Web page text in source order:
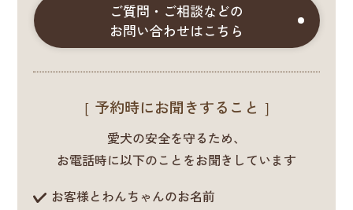
ご質問・ご相談などの
お問い合わせはこちら
［ 予約時にお聞きすること ］
愛犬の安全を守るため、
お電話時に以下のことをお聞きしています
お客様とわんちゃんのお名前